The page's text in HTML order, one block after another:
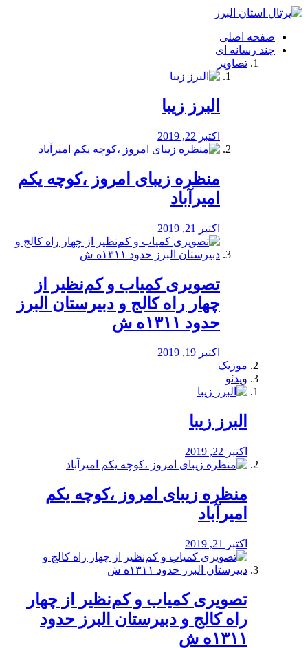
فصد
شرق
تهران
خشکشویی
صفحه اصلی
چند رسانه ای
تصاویر
البرز زیبا
اکتبر 22, 2019
منظره‌‌ زیبای امروز ،کوچه یکم
امیرآباد
اکتبر 21, 2019
️تصویری کمیاب و کم‌نظیر از
چهار راه كالج و دبيرستان البرز
حدود ۱۳۱۱ه ش
اکتبر 19, 2019
موزیک
ویدئو
البرز زیبا
اکتبر 22, 2019
منظره‌‌ زیبای امروز ،کوچه یکم
امیرآباد
اکتبر 21, 2019
️تصویری کمیاب و کم‌نظیر از چهار
راه كالج و دبيرستان البرز حدود
۱۳۱۱ه ش